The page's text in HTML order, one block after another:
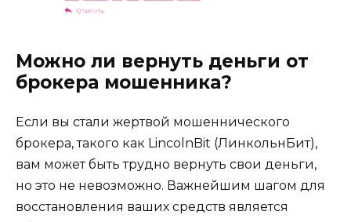
Можно ли вернуть деньги от
брокера мошенника?
Если вы стали жертвой мошеннического
брокера, такого как LincolnBit (ЛинкольнБит),
вам может быть трудно вернуть свои деньги,
но это не невозможно. Важнейшим шагом для
восстановления ваших средств является